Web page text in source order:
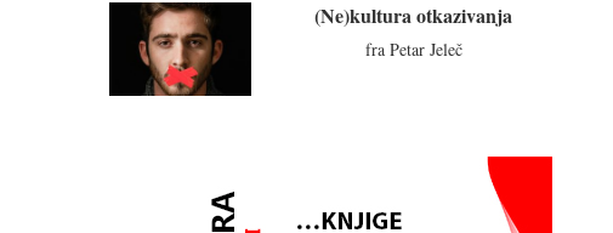
(Ne)kultura otkazivanja
fra Petar Jeleč